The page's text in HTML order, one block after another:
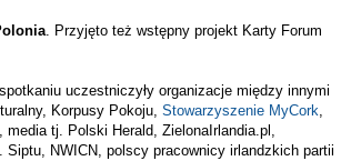
. Przyjęto też wstępny projekt Karty Forum
uczestniczyły organizacje między innymi
Korpusy Pokoju, Stowarzyszenie MyCork,
media tj. Polski Herald, ZielonaIrlandia.pl,
Siptu, NWICN, polscy pracownicy irlandzkich partii